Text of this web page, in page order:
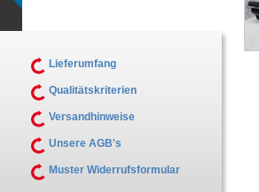
Lieferumfang
Qualitätskriterien
Versandhinweise
Unsere AGB's
Muster Widerrufsformular